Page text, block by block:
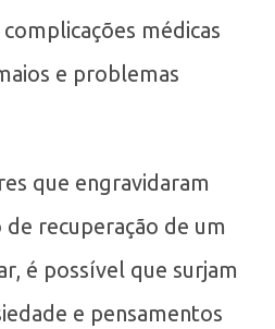
médicas
e problemas
que engravidaram
recuperação de um
é possível que surjam
e pensamentos